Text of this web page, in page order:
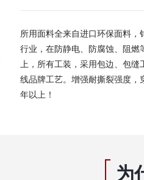
所用面料全来自进口环保面料，
行业，在防静电、防腐蚀、阻燃
上，所有工装，采用包边、包缝
线品牌工艺。增强耐撕裂强度，
年以上！
为